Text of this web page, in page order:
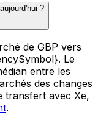
?
de GBP vers
Le
entre les
des changes
transfert avec Xe,
.